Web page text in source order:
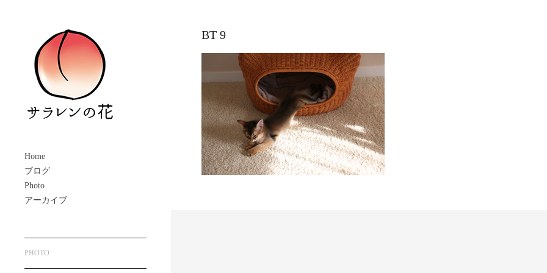
Home
ブログ
Photo
アーカイブ
PHOTO
BT 9